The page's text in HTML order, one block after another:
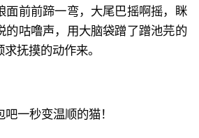
面前前蹄一弯，大尾巴摇啊摇，眯
的咕噜声，用大脑袋蹭了蹭池芫的
抚摸的动作来。
一秒变温顺的猫！